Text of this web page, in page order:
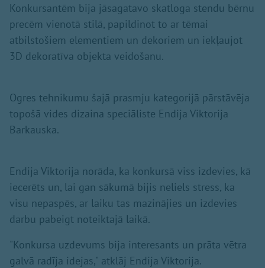
Konkursantēm bija jāsagatavo skatloga stendu bērnu
precēm vienotā stilā, papildinot to ar tēmai
atbilstošiem elementiem un dekoriem un iekļaujot
3D dekoratīva objekta veidošanu.
Ogres tehnikumu šajā prasmju kategorijā pārstāvēja
topošā vides dizaina speciāliste Endija Viktorija
Barkauska.
Endija Viktorija norāda, ka konkursā viss izdevies, kā
iecerēts un, lai gan sākumā bijis neliels stress, ka
visu nepaspēs, ar laiku tas mazinājies un izdevies
darbu pabeigt noteiktajā laikā.
"Konkursa uzdevums bija interesants un prāta vētra
galvā radīja idejas," atklāj Endija Viktorija.